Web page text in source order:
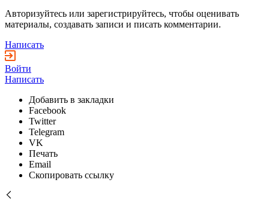
Авторизуйтесь или зарегистрируйтесь, чтобы оценивать
материалы, создавать записи и писать комментарии.
Написать
Войти
Написать
Добавить в закладки
Facebook
Twitter
Telegram
VK
Печать
Email
Скопировать ссылку